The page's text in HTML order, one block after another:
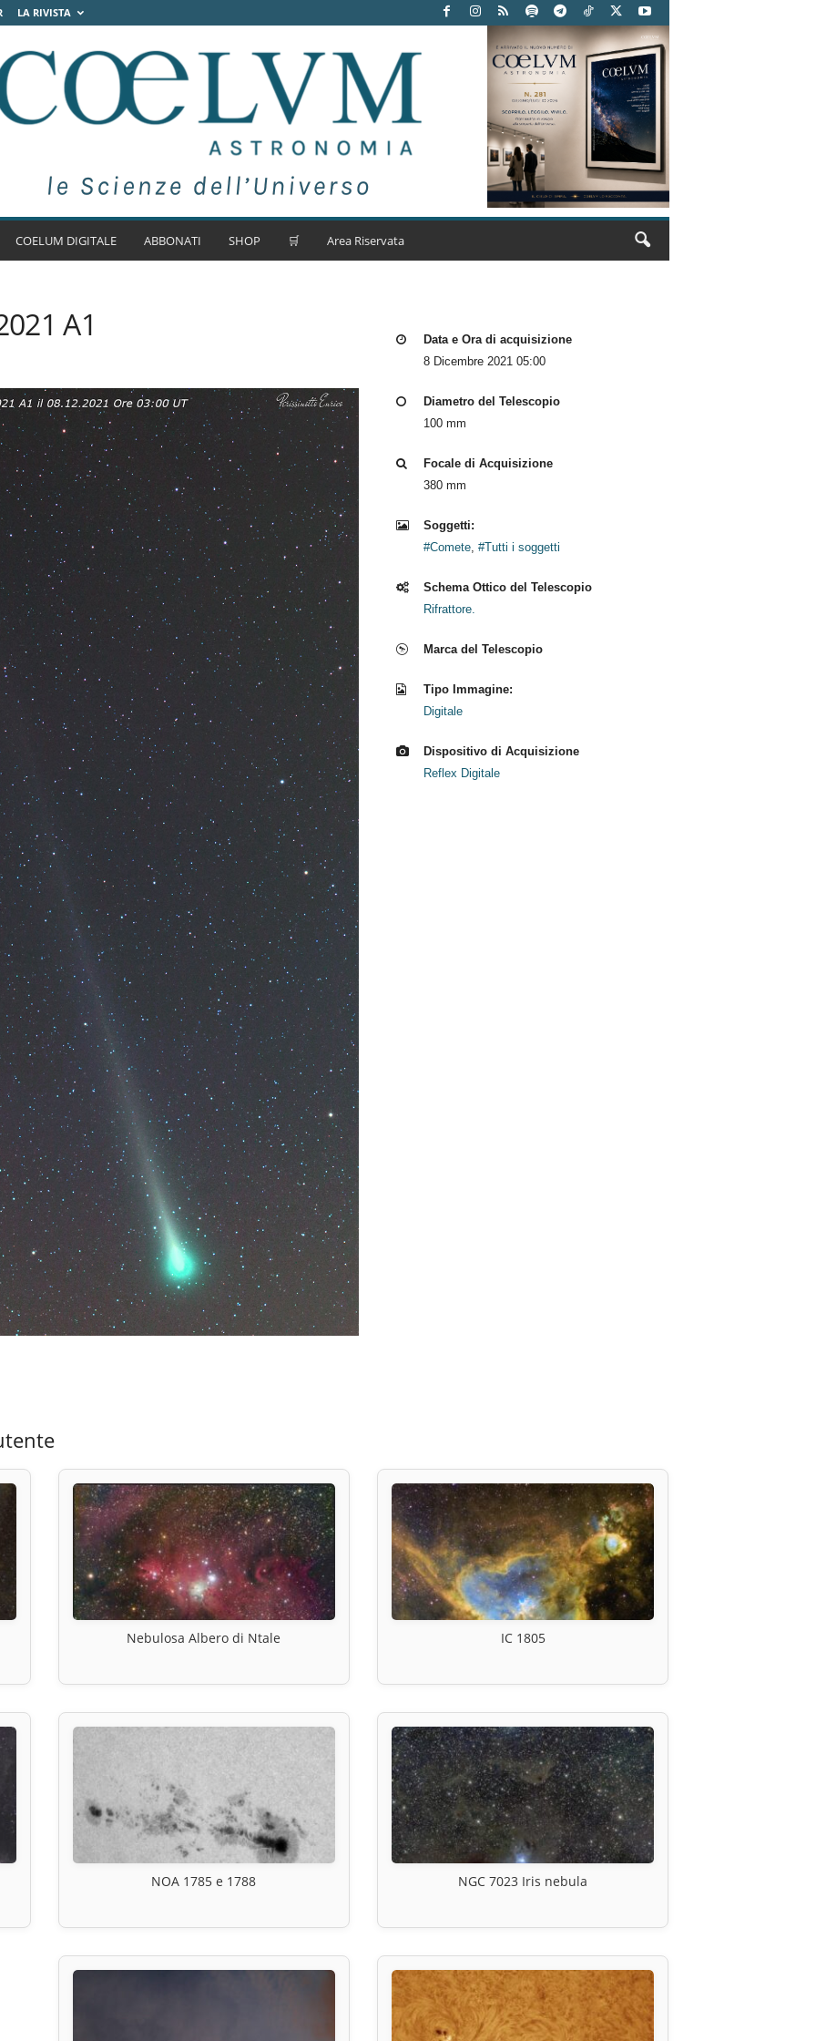
LA RIVISTA
COELUM DIGITALE ABBONATI SHOP 🛒 Area Riservata
A1
Data e Ora di acquisizione
8 Dicembre 2021 05:00
Diametro del Telescopio
100 mm
Focale di Acquisizione
380 mm
Soggetti:
#Comete, #Tutti i soggetti
Schema Ottico del Telescopio
Rifrattore.
Marca del Telescopio
Tipo Immagine:
Digitale
Dispositivo di Acquisizione
Reflex Digitale
Nebulosa Albero di Ntale IC 1805
NOA 1785 e 1788 NGC 7023 Iris nebula